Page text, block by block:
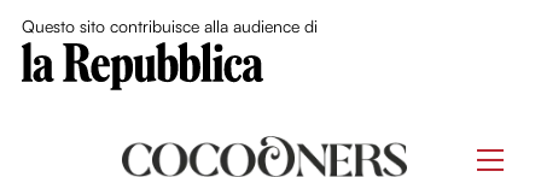
Questo sito contribuisce alla audience di